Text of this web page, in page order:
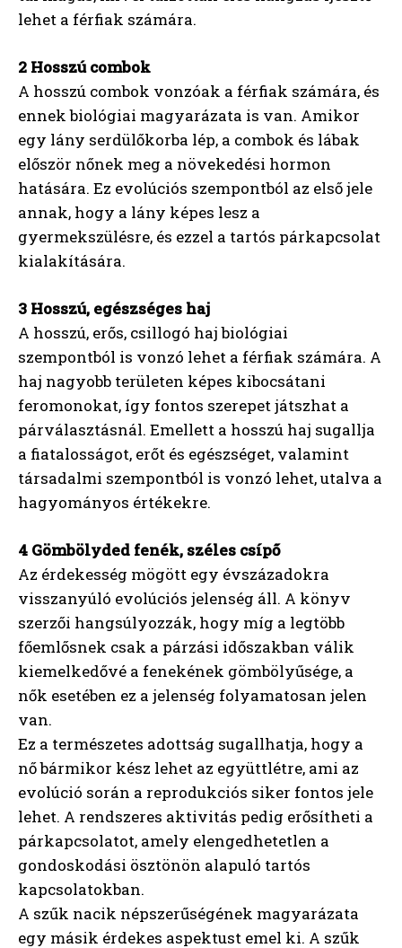
lehet a férfiak számára.
2 Hosszú combok
A hosszú combok vonzóak a férfiak számára, és
ennek biológiai magyarázata is van. Amikor
egy lány serdülőkorba lép, a combok és lábak
először nőnek meg a növekedési hormon
hatására. Ez evolúciós szempontból az első jele
annak, hogy a lány képes lesz a
gyermekszülésre, és ezzel a tartós párkapcsolat
kialakítására.
3 Hosszú, egészséges haj
A hosszú, erős, csillogó haj biológiai
szempontból is vonzó lehet a férfiak számára. A
haj nagyobb területen képes kibocsátani
feromonokat, így fontos szerepet játszhat a
párválasztásnál. Emellett a hosszú haj sugallja
a fiatalosságot, erőt és egészséget, valamint
társadalmi szempontból is vonzó lehet, utalva a
hagyományos értékekre.
4 Gömbölyded fenék, széles csípő
Az érdekesség mögött egy évszázadokra
visszanyúló evolúciós jelenség áll. A könyv
szerzői hangsúlyozzák, hogy míg a legtöbb
főemlősnek csak a párzási időszakban válik
kiemelkedővé a fenekének gömbölyűsége, a
nők esetében ez a jelenség folyamatosan jelen
van.
Ez a természetes adottság sugallhatja, hogy a
nő bármikor kész lehet az együttlétre, ami az
evolúció során a reprodukciós siker fontos jele
lehet. A rendszeres aktivitás pedig erősítheti a
párkapcsolatot, amely elengedhetetlen a
gondoskodási ösztönön alapuló tartós
kapcsolatokban.
A szűk nacik népszerűségének magyarázata
egy másik érdekes aspektust emel ki. A szűk